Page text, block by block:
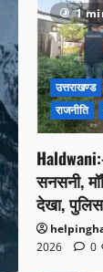
1
उत्तराखण्ड
राजनीति
सनसनी,
देखा,
2026
0